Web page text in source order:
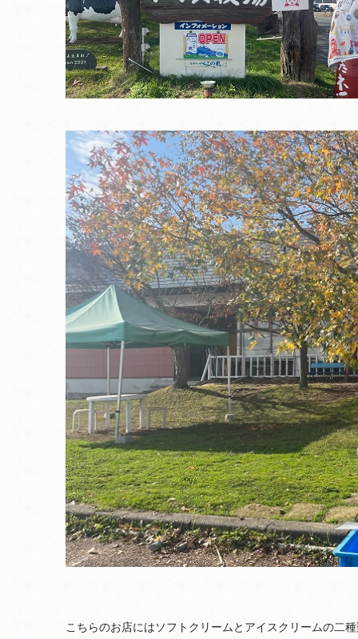
こちらのお店にはソフトクリームとアイスクリームの二